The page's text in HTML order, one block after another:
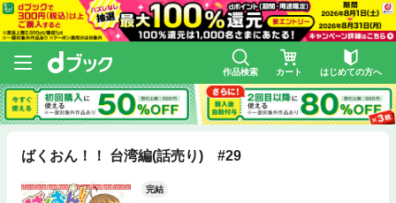
作品検索 カート はじめての方へ
ばくおん！！ 台湾編(話売り) #29
完結